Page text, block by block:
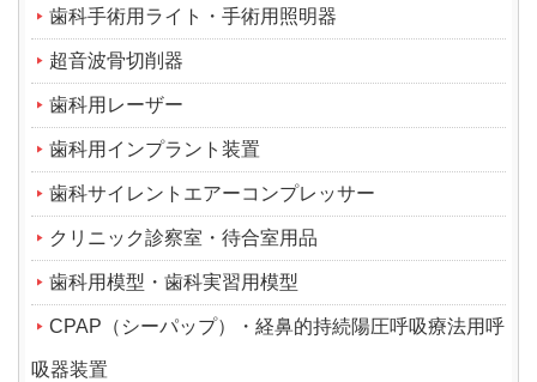
歯科手術用ライト・手術用照明器
超音波骨切削器
歯科用レーザー
歯科用インプラント装置
歯科サイレントエアーコンプレッサー
クリニック診察室・待合室用品
歯科用模型・歯科実習用模型
CPAP（シーパップ）・経鼻的持続陽圧呼吸療法用呼
吸器装置